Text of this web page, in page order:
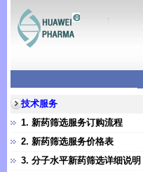
技术服务
1. 新药筛选服务订购流程
2. 新药筛选服务价格表
3. 分子水平新药筛选详细说明